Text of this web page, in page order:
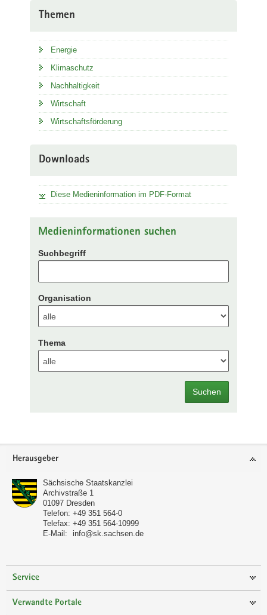
Themen
Energie
Klimaschutz
Nachhaltigkeit
Wirtschaft
Wirtschaftsförderung
Downloads
Diese Medieninformation im PDF-Format
Medieninformationen suchen
Suchbegriff
Organisation
Thema
Suchen
Footer-
Herausgeber
Sächsische Staatskanzlei
Archivstraße 1
01097 Dresden
Telefon: +49 351 564-0
Telefax: +49 351 564-10999
E-Mail:
info@sk.sachsen.de
Service
Verwandte Portale